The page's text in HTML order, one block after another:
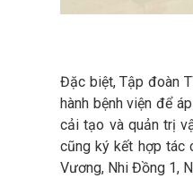
Đặc biệt, Tập đoàn
hành bệnh viện để
cải tạo và quản trị
cũng ký kết hợp tác
Vương, Nhi Đồng 1,